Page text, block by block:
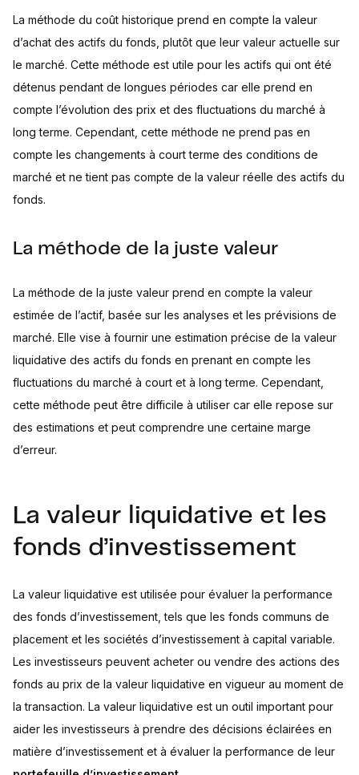
La méthode du coût historique prend en compte la valeur
d’achat des actifs du fonds, plutôt que leur valeur actuelle sur
le marché. Cette méthode est utile pour les actifs qui ont été
détenus pendant de longues périodes car elle prend en
compte l’évolution des prix et des fluctuations du marché à
long terme. Cependant, cette méthode ne prend pas en
compte les changements à court terme des conditions de
marché et ne tient pas compte de la valeur réelle des actifs du
fonds.
La méthode de la juste valeur
La méthode de la juste valeur prend en compte la valeur
estimée de l’actif, basée sur les analyses et les prévisions de
marché. Elle vise à fournir une estimation précise de la valeur
liquidative des actifs du fonds en prenant en compte les
fluctuations du marché à court et à long terme. Cependant,
cette méthode peut être difficile à utiliser car elle repose sur
des estimations et peut comprendre une certaine marge
d’erreur.
La valeur liquidative et les
fonds d’investissement
La valeur liquidative est utilisée pour évaluer la performance
des fonds d’investissement, tels que les fonds communs de
placement et les sociétés d’investissement à capital variable.
Les investisseurs peuvent acheter ou vendre des actions des
fonds au prix de la valeur liquidative en vigueur au moment de
la transaction. La valeur liquidative est un outil important pour
aider les investisseurs à prendre des décisions éclairées en
matière d’investissement et à évaluer la performance de leur